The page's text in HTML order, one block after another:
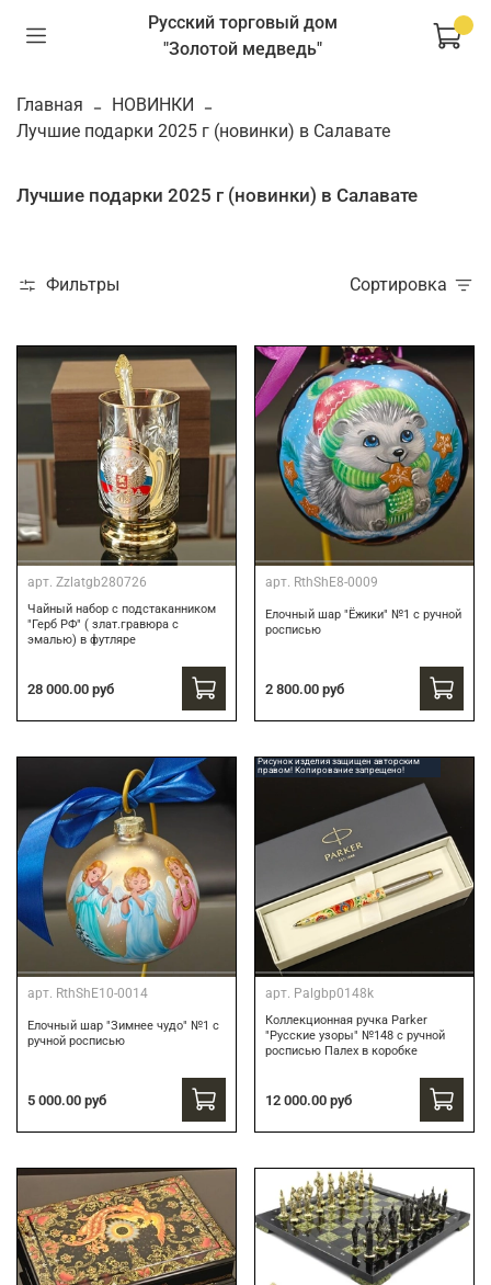
Русский торговый дом
"Золотой медведь"
Главная
НОВИНКИ
Лучшие подарки 2025 г (новинки) в Салавате
Лучшие подарки 2025 г (новинки) в Салавате
Фильтры Сортировка
арт. Zzlatgb280726
Чайный набор с подстаканником
"Герб РФ" ( злат.гравюра с
эмалью) в футляре
28 000.00 руб
арт. RthShE8-0009
Елочный шар "Ёжики" №1 с ручной
росписью
2 800.00 руб
арт. RthShE10-0014
Елочный шар "Зимнее чудо" №1 с
ручной росписью
5 000.00 руб
Рисунок изделия защищен авторским
правом! Копирование запрещено!
арт. Palgbp0148k
Коллекционная ручка Parker
"Русские узоры" №148 с ручной
росписью Палех в коробке
12 000.00 руб